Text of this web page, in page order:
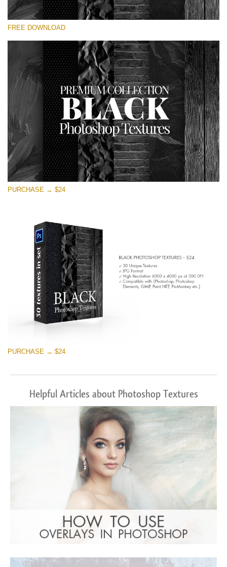
कृपया चुने
Small 800*533px
Black Textures
(30 Textures)
Large 6000*4000px
Entire Collection
(1783 Overlays)
Large 6000*4000px
मुफ्त डाउनलोड
FREE DOWNLOAD
PURCHASE → $24
PURCHASE → $24
Helpful Articles about Photoshop Textures